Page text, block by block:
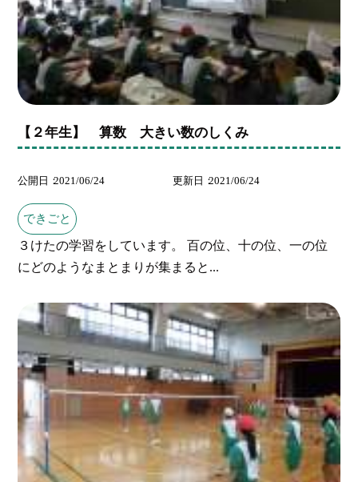
【２年生】 算数 大きい数のしくみ
公開日 2021/06/24 更新日 2021/06/24
できごと
３けたの学習をしています。 百の位、十の位、一の位
にどのようなまとまりが集まると...